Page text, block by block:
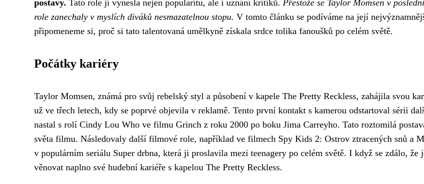
postavy. Tato role jí vynesla nejen popularitu, ale i uznání kritiků. Přestože se Taylor Momsen v
role zanechaly v myslích diváků nesmazatelnou stopu. V tomto článku se podíváme na její
připomeneme si, proč si tato talentovaná umělkyně získala srdce tolika fanoušků po celém světě.
Počátky kariéry
Taylor Momsen, známá pro svůj rebelský styl a působení v kapele The Pretty Reckless, zahájila svou
už ve třech letech, kdy se poprvé objevila v reklamě. Tento první kontakt s kamerou odstartoval sérii
nastal s rolí Cindy Lou Who ve filmu Grinch z roku 2000 po boku Jima Carreyho. Tato roztomilá
světa filmu. Následovaly další filmové role, například ve filmech Spy Kids 2: Ostrov ztracených snů a
v populárním seriálu Super drbna, která ji proslavila mezi teenagery po celém světě. I když se zdálo,
věnovat naplno své hudební kariéře s kapelou The Pretty Reckless.